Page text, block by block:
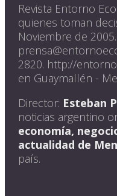
Revista Entorno
quienes toman
Noviembre de
2820. http://
en Guaymallén -
Director: Esteban
noticias argentino
economía,
actualidad de
país.